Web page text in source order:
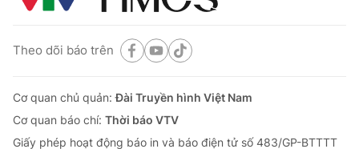
Theo dõi báo trên
Cơ quan chủ quản:Đài Truyền hình Việt Nam
Cơ quan báo chí: Thời báo VTV
Giấy phép hoạt động báo in và báo điện tử số 483/GP-BTTTT